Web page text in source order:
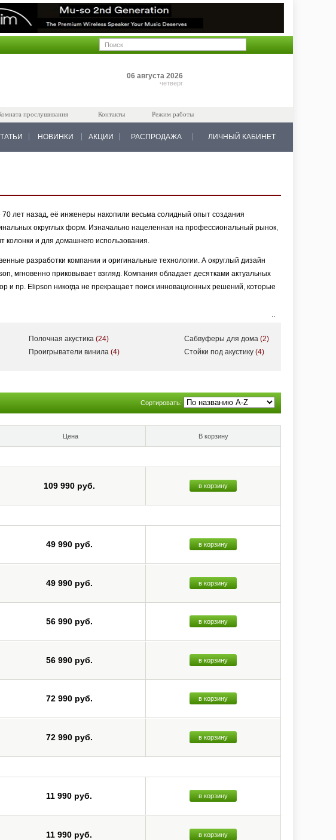
06 августа 2026
четверг
прослушивания Контакты Режим работы
НОВИНКИ АКЦИИ РАСПРОДАЖА ЛИЧНЫЙ КАБИНЕТ
лет назад, её инженеры накопили весьма солидный опыт создания
округлых форм. Изначально нацеленная на профессиональный рынок,
колонки и для домашнего использования.
разработки компании и оригинальные технологии. А округлый дизайн
мгновенно приковывает взгляд. Компания обладает десятками актуальных
и пр. Elipson никогда не прекращает поиск инновационных решений, которые
Полочная акустика (24)
Проигрыватели винила (4)
Сабвуферы для дома(2)
Стойки под акустику(4)
Сортировать:
Цена В корзину
109 990 руб. в корзину
49 990 руб. в корзину
49 990 руб. в корзину
56 990 руб. в корзину
56 990 руб. в корзину
72 990 руб. в корзину
72 990 руб. в корзину
11 990 руб. в корзину
11 990 руб. в корзину